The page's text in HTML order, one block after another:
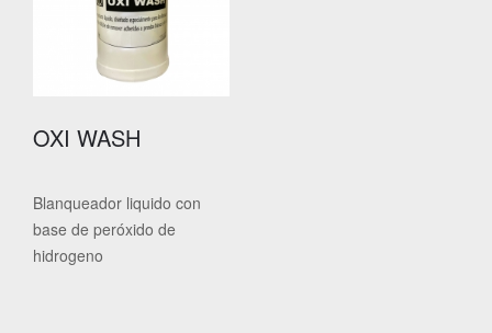
OXI WASH
Blanqueador liquido con
base de peróxido de
hidrogeno